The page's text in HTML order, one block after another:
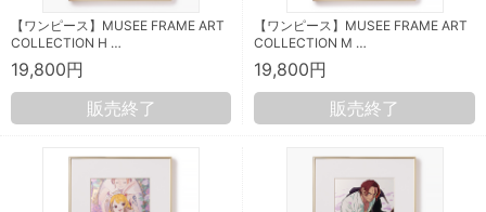
【ワンピース】MUSEE FRAME ART
COLLECTION H …
19,800円
販売終了
【ワンピース】MUSEE FRAME ART
COLLECTION M …
19,800円
販売終了